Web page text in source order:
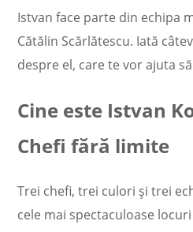
Istvan face parte din echipa
Cătălin Scărlătescu. Iată
despre el, care te vor ajuta
Cine este Istvan
Chefi fără limite
Trei chefi, trei culori și trei
cele mai spectaculoase